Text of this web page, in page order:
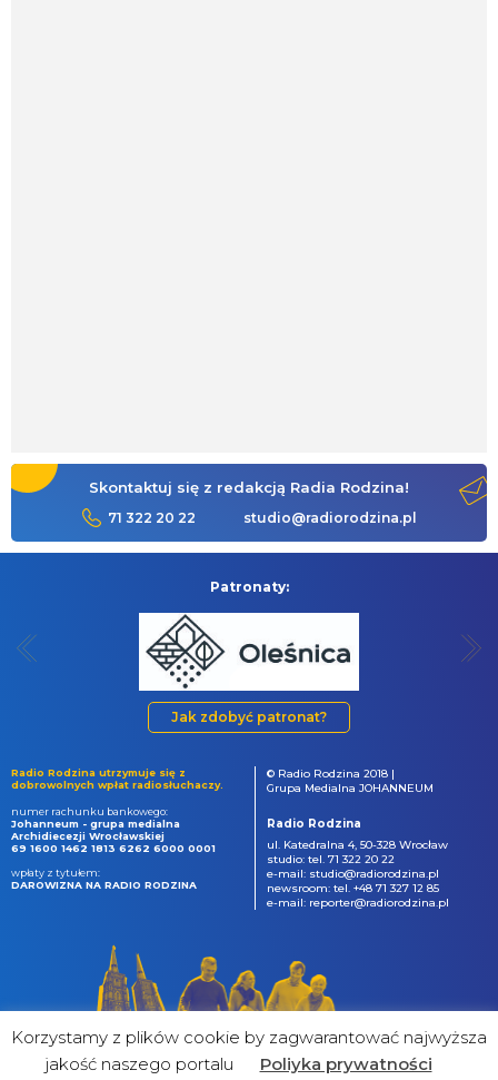
Skontaktuj się z redakcją Radia Rodzina!
71 322 20 22 studio@radiorodzina.pl
Patronaty:
Jak zdobyć patronat?
Radio Rodzina utrzymuje się z
dobrowolnych wpłat radiosłuchaczy.
numer rachunku bankowego:
Johanneum - grupa medialna
Archidiecezji Wrocławskiej
69 1600 1462 1813 6262 6000 0001
wpłaty z tytułem:
DAROWIZNA NA RADIO RODZINA
© Radio Rodzina 2018 |
Grupa Medialna JOHANNEUM
Radio Rodzina
ul. Katedralna 4, 50-328 Wrocław
studio: tel. 71 322 20 22
e-mail: studio@radiorodzina.pl
newsroom: tel. +48 71 327 12 85
e-mail: reporter@radiorodzina.pl
Korzystamy z plików cookie by zagwarantować najwyższa
jakość naszego portalu
Poliyka prywatności